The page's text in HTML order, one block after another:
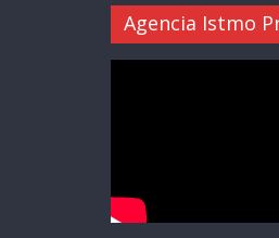
Agencia Istmo